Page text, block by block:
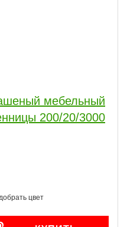
мебельный
200/20/3000